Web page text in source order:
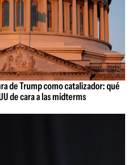
de Trump como catalizador: qué
de cara a las midterms